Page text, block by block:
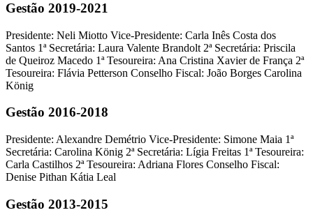
Gestão 2019-2021
Presidente: Neli Miotto Vice-Presidente: Carla Inês Costa dos
Santos 1ª Secretária: Laura Valente Brandolt 2ª Secretária: Priscila
de Queiroz Macedo 1ª Tesoureira: Ana Cristina Xavier de França 2ª
Tesoureira: Flávia Petterson Conselho Fiscal: João Borges Carolina
König
Gestão 2016-2018
Presidente: Alexandre Demétrio Vice-Presidente: Simone Maia 1ª
Secretária: Carolina König 2ª Secretária: Lígia Freitas 1ª Tesoureira:
Carla Castilhos 2ª Tesoureira: Adriana Flores Conselho Fiscal:
Denise Pithan Kátia Leal
Gestão 2013-2015